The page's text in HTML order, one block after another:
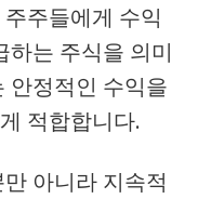
주들에게 수익
하는 주식을 의미
안정적인 수익을
적합합니다.
아니라 지속적